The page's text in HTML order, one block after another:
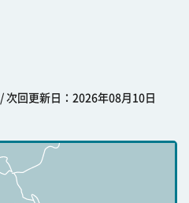
次回更新日：2026年08月10日